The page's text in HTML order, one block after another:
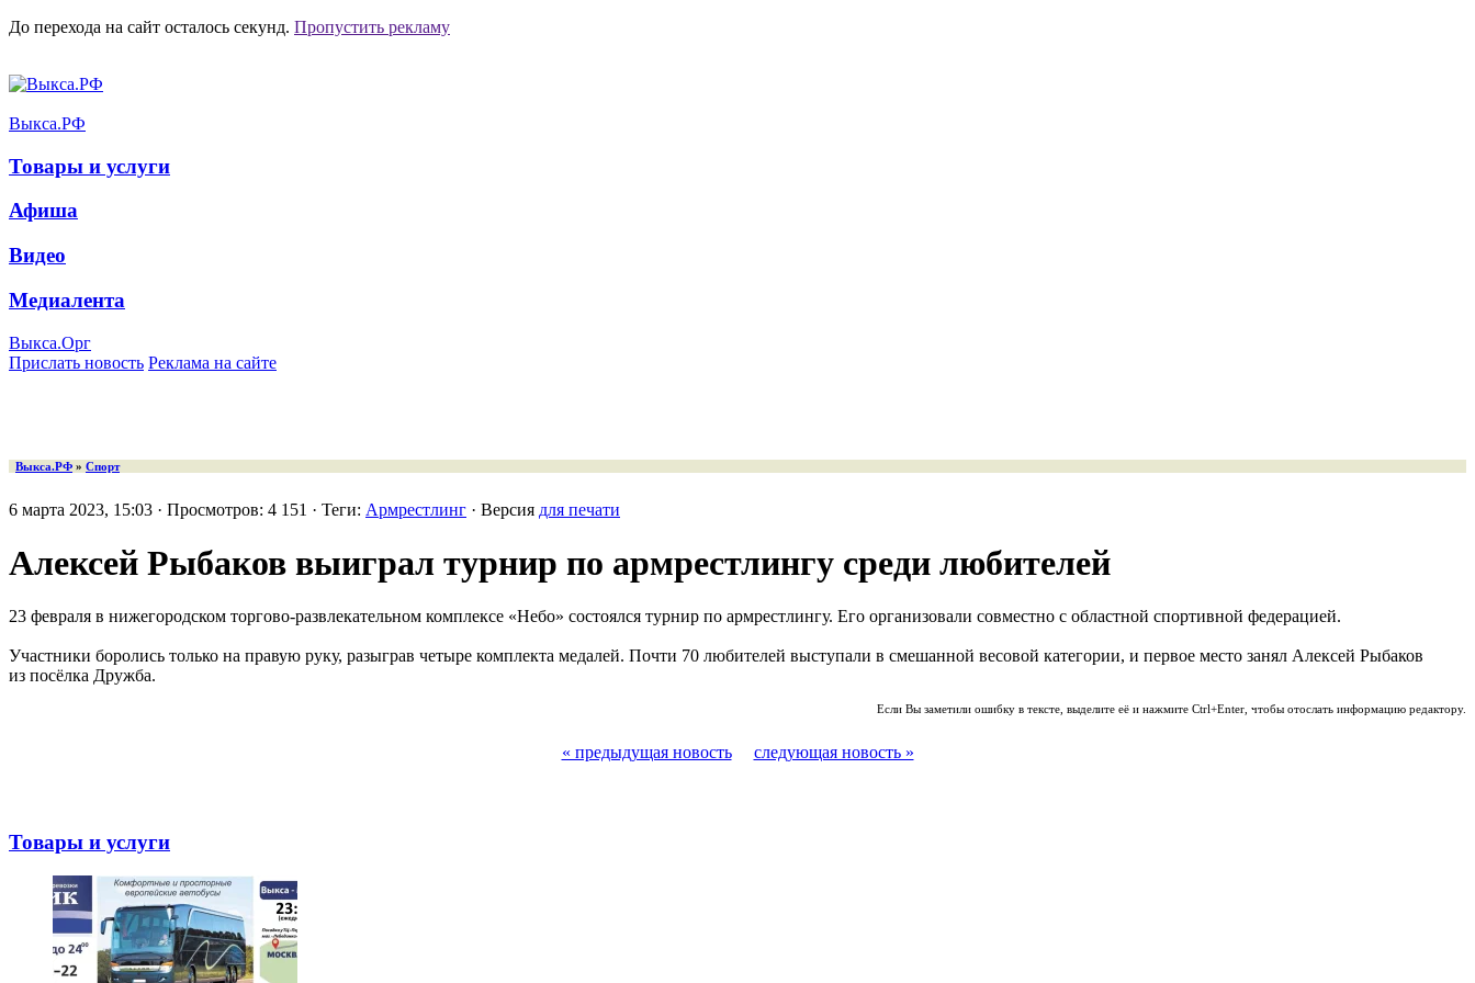
До перехода на сайт осталось секунд. Пропустить рекламу
Выкса.РФ
Товары и услуги
Афиша
Видео
Медиалента
Выкса.Орг
Прислать новость Реклама на сайте
Выкса.РФ » Спорт
6 марта 2023, 15:03 · Просмотров: 4 151 · Теги: Армрестлинг · Версия для печати
Алексей Рыбаков выиграл турнир по армрестлингу среди любителей
23 февраля в нижегородском торгово-развлекательном комплексе «Небо» состоялся турнир по армрестлингу. Его организовали совместно с областной спортивной федерацией.
Участники боролись только на правую руку, разыграв четыре комплекта медалей. Почти 70 любителей выступали в смешанной весовой категории, и первое место занял Алексей Рыбаков
из посёлка Дружба.
Если Вы заметили ошибку в тексте, выделите её и нажмите Ctrl+Enter, чтобы отослать информацию редактору.
« предыдущая новость следующая новость »
Товары и услуги